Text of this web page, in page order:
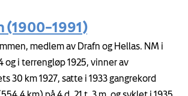
(1900–1991)
medlem av Drafn og Hellas. NM i
og i terrengløp 1925, vinner av
30 km 1927, satte i 1933 gangrekord